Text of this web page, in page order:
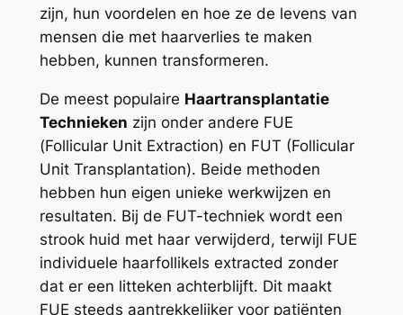
zijn, hun voordelen en hoe ze de levens van
mensen die met haarverlies te maken
hebben, kunnen transformeren.
De meest populaire Haartransplantatie
Technieken zijn onder andere FUE
(Follicular Unit Extraction) en FUT (Follicular
Unit Transplantation). Beide methoden
hebben hun eigen unieke werkwijzen en
resultaten. Bij de FUT-techniek wordt een
strook huid met haar verwijderd, terwijl FUE
individuele haarfollikels extracted zonder
dat er een litteken achterblijft. Dit maakt
FUE steeds aantrekkelijker voor patiënten